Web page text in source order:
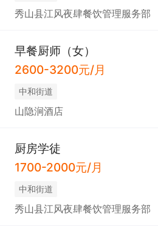
秀山县江风夜肆餐饮管理服务部
早餐厨师（女）
2600-3200元/月
中和街道
山隐涧酒店
厨房学徒
1700-2000元/月
中和街道
秀山县江风夜肆餐饮管理服务部